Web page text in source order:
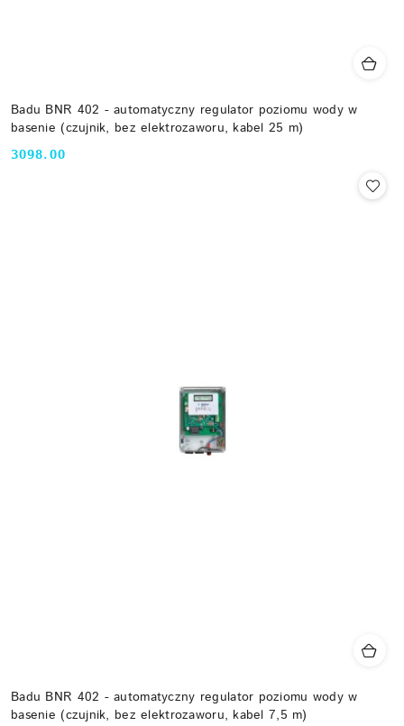
Badu BNR 402 - automatyczny regulator poziomu wody w
basenie (czujnik, bez elektrozaworu, kabel 25 m)
Cena:
3098.00
Badu BNR 402 - automatyczny regulator poziomu wody w
basenie (czujnik, bez elektrozaworu, kabel 7,5 m)